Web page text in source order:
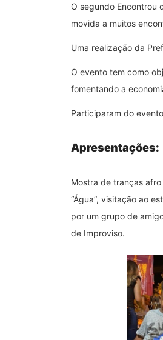
O segundo Encontrou
movida a muitos
Uma realização da
O evento tem como
fomentando a
Participaram do
Apresentações:
Mostra de tranças
“Água”, visitação ao
por um grupo de
de Improviso.